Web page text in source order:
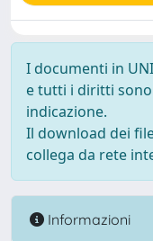
I documenti in
e tutti i diritti
indicazione.
Il download dei
collega da rete
Informazioni